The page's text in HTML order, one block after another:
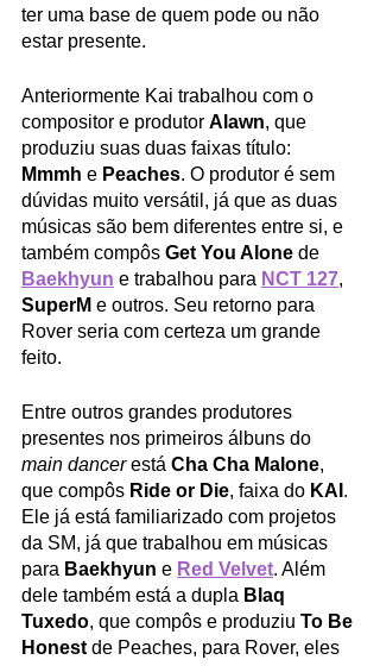
ter uma base de quem pode ou não
estar presente.
Anteriormente Kai trabalhou com o
compositor e produtor Alawn, que
produziu suas duas faixas título:
Mmmh e Peaches. O produtor é sem
dúvidas muito versátil, já que as duas
músicas são bem diferentes entre si, e
também compôs Get You Alone de
Baekhyun e trabalhou para NCT 127,
SuperM e outros. Seu retorno para
Rover seria com certeza um grande
feito.
Entre outros grandes produtores
presentes nos primeiros álbuns do
main dancer está Cha Cha Malone,
que compôs Ride or Die, faixa do KAI .
Ele já está familiarizado com projetos
da SM, já que trabalhou em músicas
para Baekhyun e Red Velvet. Além
dele também está a dupla Blaq
Tuxedo, que compôs e produziu To Be
Honest de Peaches, para Rover, eles